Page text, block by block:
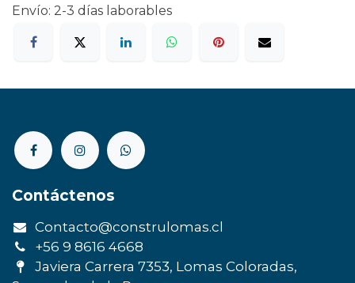
Envío: 2-3 días laborables
Contáctenos
Contacto@construlomas.cl
+56 9 8616 4668
Javiera Carrera 7353, Lomas Coloradas,